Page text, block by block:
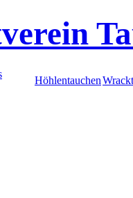
Höhlentauchen